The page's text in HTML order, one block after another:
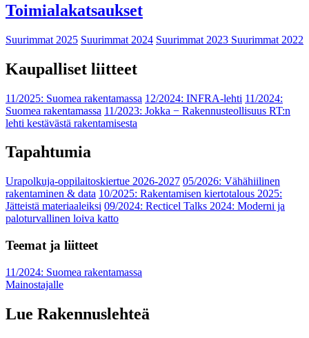
Toimialakatsaukset
Suurimmat 2025 Suurimmat 2024 Suurimmat 2023 Suurimmat 2022
Kaupalliset liitteet
11/2025: Suomea rakentamassa 12/2024: INFRA-lehti 11/2024:
Suomea rakentamassa 11/2023: Jokka − Rakennusteollisuus RT:n
lehti kestävästä rakentamisesta
Tapahtumia
Urapolkuja-oppilaitoskiertue 2026-2027 05/2026: Vähähiilinen
rakentaminen & data 10/2025: Rakentamisen kiertotalous 2025:
Jätteistä materiaaleiksi 09/2024: Recticel Talks 2024: Moderni ja
paloturvallinen loiva katto
Teemat ja liitteet
11/2024: Suomea rakentamassa
Mainostajalle
Lue Rakennuslehteä